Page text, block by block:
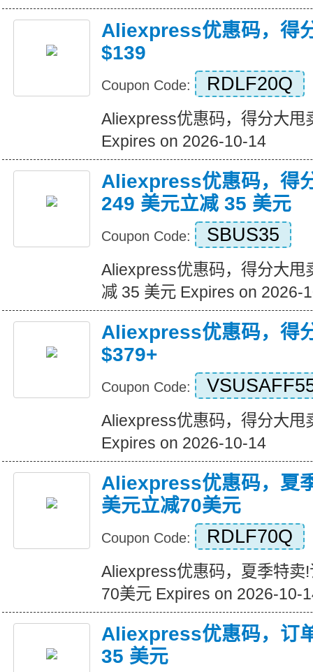
Aliexpress优惠码，得
$139
Coupon Code: RDLF20Q
Aliexpress优惠码，得分大甩
Expires on 2026-10-14
Aliexpress优惠码，得
249 美元立减 35 美元
Coupon Code: SBUS35
Aliexpress优惠码，得分大甩
减 35 美元 Expires on 2026-
Aliexpress优惠码，得
$379+
Coupon Code:
Aliexpress优惠码，得分大甩
Expires on 2026-10-14
Aliexpress优惠码，夏
美元立减70美元
Coupon Code: RDLF70Q
Aliexpress优惠码，夏季特卖
70美元 Expires on 2026-10-
Aliexpress优惠码，订
35 美元